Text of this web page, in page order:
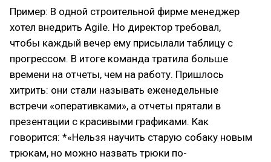
Пример: В одной строительной фирме менеджер
хотел внедрить Agile. Но директор требовал,
чтобы каждый вечер ему присылали таблицу с
прогрессом. В итоге команда тратила больше
времени на отчеты, чем на работу. Пришлось
хитрить: они стали называть еженедельные
встречи «оперативками», а отчеты прятали в
презентации с красивыми графиками. Как
говорится: *«Нельзя научить старую собаку новым
трюкам, но можно назвать трюки по-